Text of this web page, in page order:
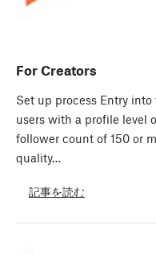
For Creators
Set up process Entry
users with a profile level
follower count of 150 or
quality…
記事を読む